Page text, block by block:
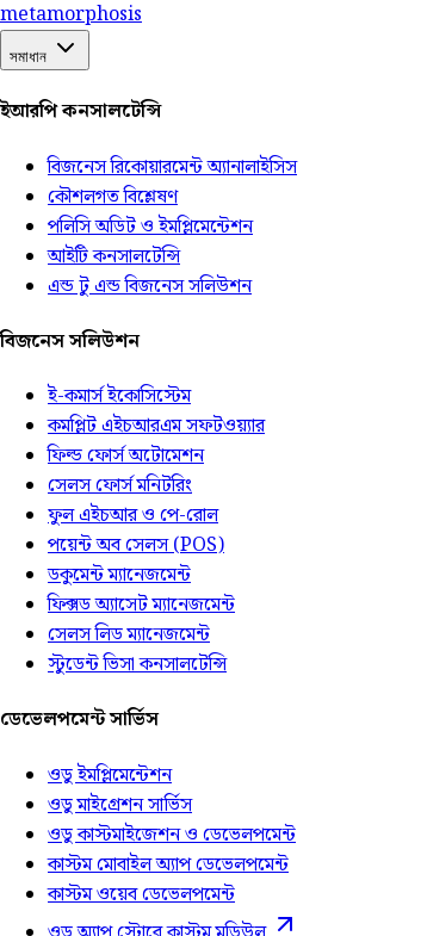
metamorphosis
সমাধান
ইআরপি কনসালটেন্সি
বিজনেস রিকোয়ারমেন্ট অ্যানালাইসিস
কৌশলগত বিশ্লেষণ
পলিসি অডিট ও ইমপ্লিমেন্টেশন
আইটি কনসালটেন্সি
এন্ড টু এন্ড বিজনেস সলিউশন
বিজনেস সলিউশন
ই-কমার্স ইকোসিস্টেম
কমপ্লিট এইচআরএম সফটওয়্যার
ফিল্ড ফোর্স অটোমেশন
সেলস ফোর্স মনিটরিং
ফুল এইচআর ও পে-রোল
পয়েন্ট অব সেলস (POS)
ডকুমেন্ট ম্যানেজমেন্ট
ফিক্সড অ্যাসেট ম্যানেজমেন্ট
সেলস লিড ম্যানেজমেন্ট
স্টুডেন্ট ভিসা কনসালটেন্সি
ডেভেলপমেন্ট সার্ভিস
ওডু ইমপ্লিমেন্টেশন
ওডু মাইগ্রেশন সার্ভিস
ওডু কাস্টমাইজেশন ও ডেভেলপমেন্ট
কাস্টম মোবাইল অ্যাপ ডেভেলপমেন্ট
কাস্টম ওয়েব ডেভেলপমেন্ট